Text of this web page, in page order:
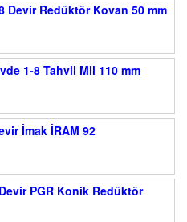
Devir Redüktör Kovan 50 mm
1-8 Tahvil Mil 110 mm
İmak İRAM 92
PGR Konik Redüktör